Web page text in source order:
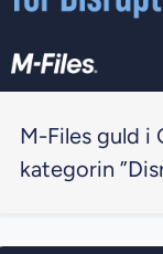
M-Files guld i
kategorin